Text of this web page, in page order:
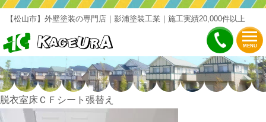
MENU
【松山市】外壁塗装の専門店｜影浦塗装工業｜施工実績20,000件以上
脱衣室床ＣＦシート張替え